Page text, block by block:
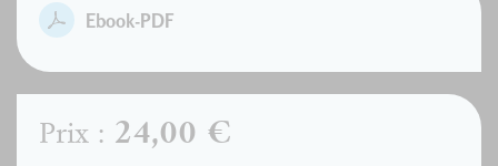
Ebook-PDF
Prix : 24,00 €